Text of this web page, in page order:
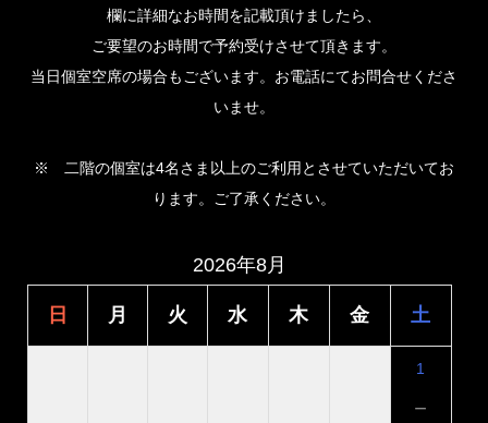
欄に詳細なお時間を記載頂けましたら、
ご要望のお時間で予約受けさせて頂きます。
当日個室空席の場合もございます。お電話にてお問合せくださ
いませ。
※ 二階の個室は4名さま以上のご利用とさせていただいてお
ります。ご了承ください。
2026年8月
日 月 火 水 木 金 土
1
－